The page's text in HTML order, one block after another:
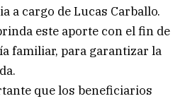
a cargo de Lucas Carballo.
este aporte con el fin de
familiar, para garantizar la
que los beneficiarios